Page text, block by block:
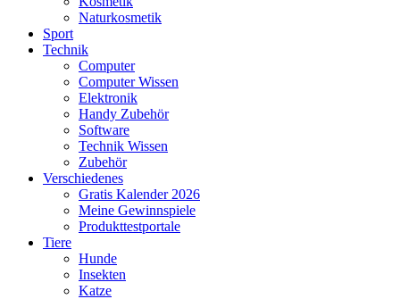
Naturkosmetik
Sport
Technik
Computer
Computer Wissen
Elektronik
Handy Zubehör
Software
Technik Wissen
Zubehör
Verschiedenes
Gratis Kalender 2026
Meine Gewinnspiele
Produkttestportale
Tiere
Hunde
Insekten
Katze